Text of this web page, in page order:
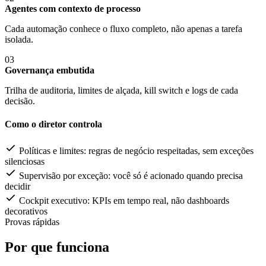
Agentes com contexto de processo
Cada automação conhece o fluxo completo, não apenas a tarefa
isolada.
03
Governança embutida
Trilha de auditoria, limites de alçada, kill switch e logs de cada
decisão.
Como o diretor controla
Políticas e limites: regras de negócio respeitadas, sem exceções
silenciosas
Supervisão por exceção: você só é acionado quando precisa
decidir
Cockpit executivo: KPIs em tempo real, não dashboards
decorativos
Provas rápidas
Por que funciona